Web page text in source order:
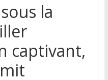
la
captivant,